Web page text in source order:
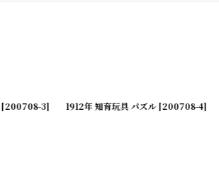
[200708-3] 1912年 知育玩具 パズル[200708-4]